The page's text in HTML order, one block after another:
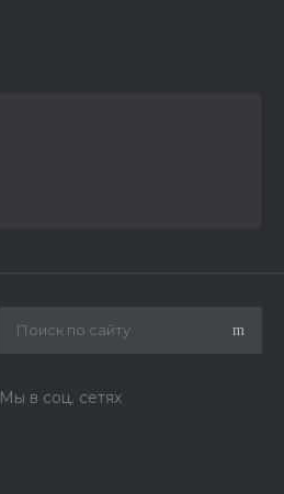
Мы в соц. сетях